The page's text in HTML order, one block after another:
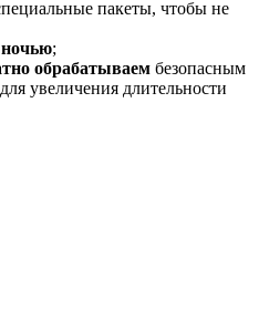
пакеты, чтобы не
;
обрабатываем безопасным
для увеличения длительности